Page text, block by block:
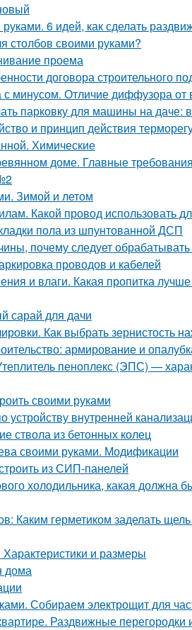
6 идей, как сделать
столбов своими руками?
проема
договора строительного
минусом. Отличие диффузора от
парковку для машины на
и принцип действия
Химические
доме. Главные
Зимой и летом
Какой провод использовать
пола из шпунтованной ДСП
почему следует обрабатывать
проводов и кабелей
и влаги. Какая пропитка
сарай для дачи
Как выбрать зернистость
армирование и
пеноплекс (ЭПС) —
своими руками
внутренней
ствола из бетонных колец
своими руками. Модификации
из СИП-панелей
холодильника, какая должна
Каким герметиком заделать
и размеры
дома
Собираем электрощит для
Раздвижные перегородки